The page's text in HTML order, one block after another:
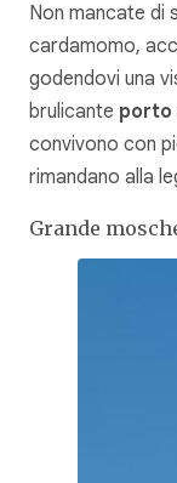
Non mancate di
cardamomo,
godendovi una
brulicante porto
convivono con
rimandano alla
Grande